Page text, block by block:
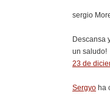
sergio
Descansa
un saludo!
23 de
Sergyo ha